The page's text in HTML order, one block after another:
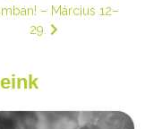
– Március 12–
29.